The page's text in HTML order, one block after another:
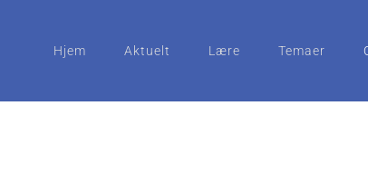
Hjem Aktuelt Lære Temaer